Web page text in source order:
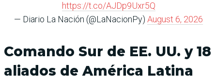
https://t.co/AJDp9Uxr5Q
— Diario La Nación (@LaNacionPy) August 6, 2026
Comando Sur de EE. UU. y 18
aliados de América Latina